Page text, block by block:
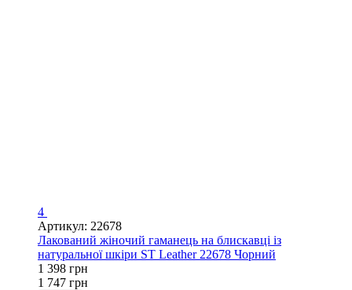
4
Артикул: 22678
Лакований жіночий гаманець на блискавці із
натуральної шкіри ST Leather 22678 Чорний
1 398 грн
1 747 грн